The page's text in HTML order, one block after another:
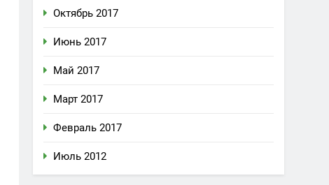
Октябрь 2017
Июнь 2017
Май 2017
Март 2017
Февраль 2017
Июль 2012